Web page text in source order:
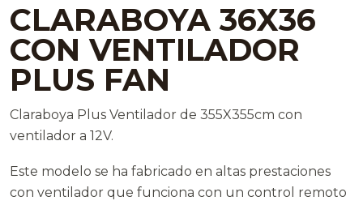
CLARABOYA 36X36
CON VENTILADOR
PLUS FAN
Claraboya Plus Ventilador de 355X355cm con
ventilador a 12V.
Este modelo se ha fabricado en altas prestaciones
con ventilador que funciona con un control remoto